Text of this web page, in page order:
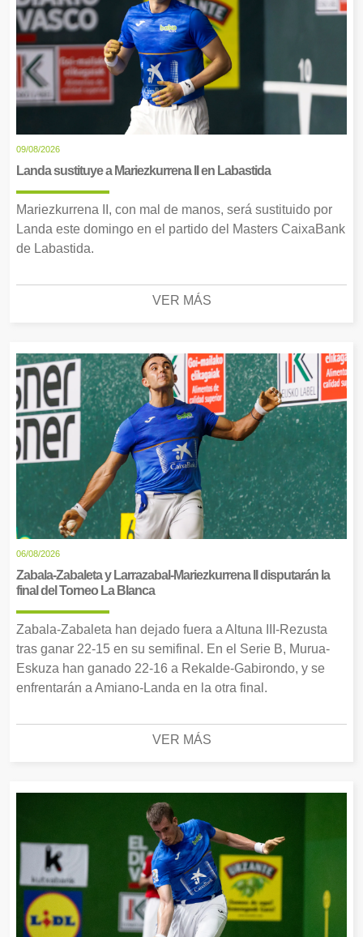
09/08/2026
Landa sustituye a Mariezkurrena II en Labastida
Mariezkurrena II, con mal de manos, será sustituido por
Landa este domingo en el partido del Masters CaixaBank
de Labastida.
VER MÁS
06/08/2026
Zabala-Zabaleta y Larrazabal-Mariezkurrena II disputarán la
final del Torneo La Blanca
Zabala-Zabaleta han dejado fuera a Altuna III-Rezusta
tras ganar 22-15 en su semifinal. En el Serie B, Murua-
Eskuza han ganado 22-16 a Rekalde-Gabirondo, y se
enfrentarán a Amiano-Landa en la otra final.
VER MÁS